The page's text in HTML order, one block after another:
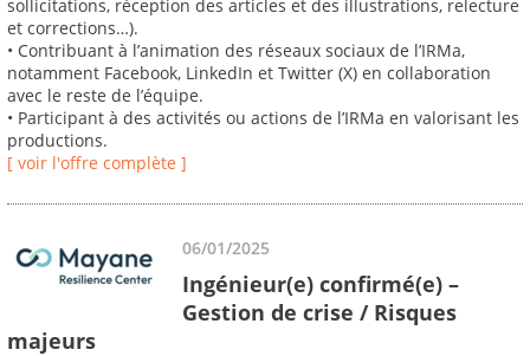
sollicitations, réception des articles et des illustrations, relecture
et corrections…).
• Contribuant à l’animation des réseaux sociaux de l’IRMa,
notamment Facebook, LinkedIn et Twitter (X) en collaboration
avec le reste de l’équipe.
• Participant à des activités ou actions de l’IRMa en valorisant les
productions.
[ voir l'offre complète ]
06/01/2025
Ingénieur(e) confirmé(e) –
Gestion de crise / Risques
majeurs